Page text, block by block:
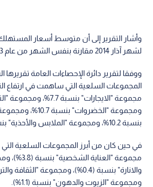
لشهر آذار 2014 مقارنة بنفس الشهر من عام 2013.
ووفقا لتقرير دائرة الإحصاءات العامة تقريرها
المجموعات السلعية التي ساهمت في ارتفاع
ومجموعة "الخضروات"
بنسبة 10.2%، ومجموعة "الملابس والأحذية" بنسبة 7.1%.
في حين كان من أبرز المجموعات السلعية
مجموعة "العناية
ومجموعة "الزيوت والدهون" بنسبة (1.1%).